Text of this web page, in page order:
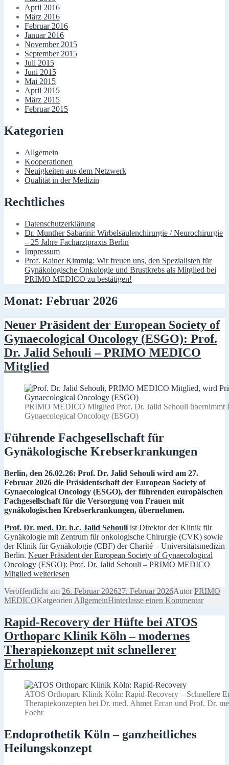
April 2016
März 2016
Februar 2016
Januar 2016
November 2015
September 2015
Juli 2015
Juni 2015
Mai 2015
April 2015
März 2015
Februar 2015
Kategorien
Allgemein
Kooperationen
Neuigkeiten aus dem Netzwerk
Qualität in der Medizin
Rechtliches
Datenschutzerklärung
Dr. Munther Sabarini: Wirbelsäulenchirurgie / Neurochirurgie
– 25 Jahre Facharztpraxis Berlin
Impressum
Prof. Rainer Kimmig: Wir freuen uns, den Spezialisten für
Gynäkologische Onkologie und Brustkrebs als Mitglied bei
PRIMO MEDICO zu bestätigen!
Monat: Februar 2026
Neuer Präsident der European Society of
Gynaecological Oncology (ESGO): Prof.
Dr. Jalid Sehouli – PRIMO MEDICO
Mitglied
PRIMO MEDICO Mitglied Prof. Dr. Jalid Sehouli übernimmt
Gynaecological Oncology (ESGO)
Führende Fachgesellschaft für
Gynäkologische Krebserkrankungen
Berlin, den 26.02.26: Prof. Dr. Jalid Sehouli wird am 27.
Februar 2026 die Präsidentschaft der European Society of
Gynaecological Oncology (ESGO), der führenden europäischen
Fachgesellschaft für die Versorgung von Frauen mit
gynäkologischen Krebserkrankungen, übernehmen.
Prof. Dr. med. Dr. h.c. Jalid Sehouli ist Direktor der Klinik für
Gynäkologie mit Zentrum für onkologische Chirurgie (CVK) sowie
der Klinik für Gynäkologie (CBF) der Charité – Universitätsmedizin
Berlin. Neuer Präsident der European Society of Gynaecological
Oncology (ESGO): Prof. Dr. Jalid Sehouli – PRIMO MEDICO
Mitglied weiterlesen
Veröffentlicht am 26. Februar 202627. Februar 2026AutorPRIMO
MEDICOKatgeorien AllgemeinHinterlasse einen Kommentar
Rapid-Recovery der Hüfte bei ATOS
Orthoparc Klinik Köln – modernes
Therapiekonzept mit schnellerer
Erholung
ATOS Orthoparc Klinik Köln: Rapid-Recovery – Schnellere
Therapiekonzepten bei Dr. med. Ahmet Ercan und Prof. Dr.
Foehr
Endoprothetik Köln – ganzheitliches
Heilungskonzept